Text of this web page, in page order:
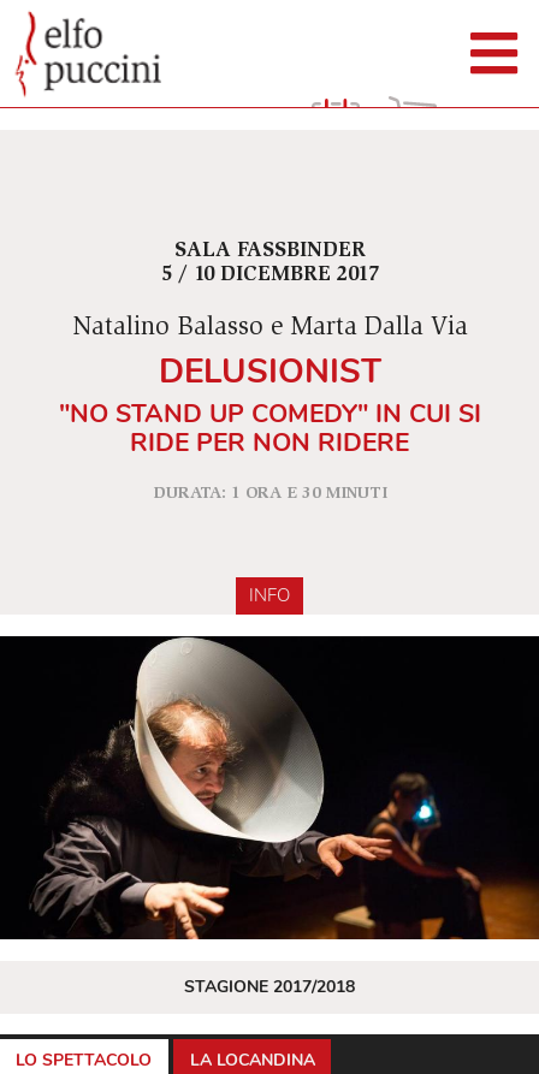
SALA FASSBINDER
5 / 10 DICEMBRE 2017
Natalino Balasso e Marta Dalla Via
DELUSIONIST
"NO STAND UP COMEDY" IN CUI SI
RIDE PER NON RIDERE
DURATA: 1 ORA E 30 MINUTI
INFO
STAGIONE 2017/2018
LO SPETTACOLO LA LOCANDINA